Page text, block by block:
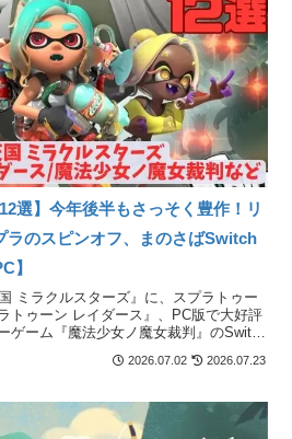
選】今年後半もさっそく豊作！リ
ラのスピンオフ、まのさばSwitch
】
ミラクルスターズ』に、スプラトゥー
トゥーン レイダース』、PC版で大好評
ゲーム『魔法少女ノ魔女裁判』のSwitch
2026.07.02 2026.07.23